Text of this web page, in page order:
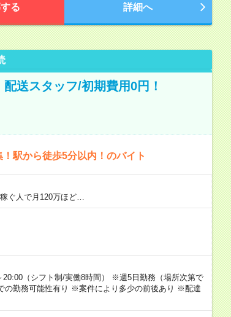
る 詳細へ
送スタッフ/初期費用0円！
駅から徒歩5分以内！のバイト
ぐ人で月120万ほど…
（シフト制/実働8時間） ※週5日勤務（場所次第で
の勤務可能性有り ※案件により多少の前後あり ※配達